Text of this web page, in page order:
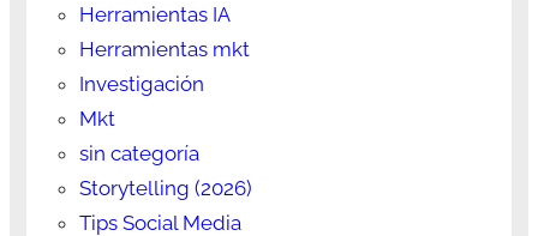
Herramientas IA
Herramientas mkt
Investigación
Mkt
sin categoría
Storytelling (2026)
Tips Social Media